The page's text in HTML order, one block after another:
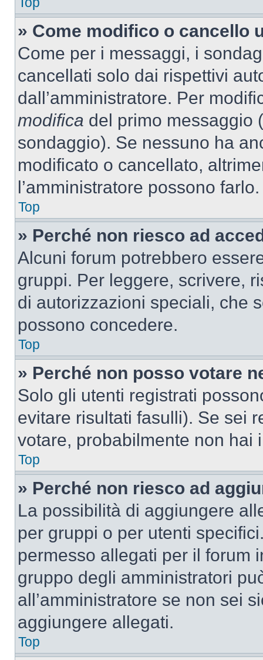
» Come modifico o cancello
Come per i messaggi, i
cancellati solo dai rispettivi
dall’amministratore. Per
modifica del primo messaggio
sondaggio). Se nessuno ha
modificato o cancellato,
l’amministratore possono farlo.
Top
» Perché non riesco ad
Alcuni forum potrebbero
gruppi. Per leggere, scrivere,
di autorizzazioni speciali, che
possono concedere.
Top
» Perché non posso votare
Solo gli utenti registrati
evitare risultati fasulli). Se sei
votare, probabilmente non hai
Top
» Perché non riesco ad
La possibilità di aggiungere
per gruppi o per utenti
permesso allegati per il forum
gruppo degli amministratori
all’amministratore se non sei
aggiungere allegati.
Top